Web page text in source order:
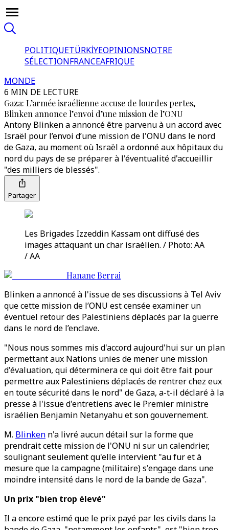
POLITIQUETÜRKİYEOPINIONSNOTRE
SÉLECTIONFRANCEAFRIQUE
MONDE
6 MIN DE LECTURE
Gaza: L’armée israélienne accuse de lourdes pertes,
Blinken annonce l’envoi d’une mission de l’ONU
Antony Blinken a annoncé être parvenu à un accord avec
Israël pour l’envoi d’une mission de l'ONU dans le nord
de Gaza, au moment où Israël a ordonné aux hôpitaux du
nord du pays de se préparer à l'éventualité d'accueillir
"des milliers de blessés".
Partager
Les Brigades Izzeddin Kassam ont diffusé des
images attaquant un char israélien. / Photo: AA
/ AA
Hanane Berrai
Blinken a annoncé à l'issue de ses discussions à Tel Aviv
que cette mission de l’ONU est censée examiner un
éventuel retour des Palestiniens déplacés par la guerre
dans le nord de l’enclave.
"Nous nous sommes mis d'accord aujourd'hui sur un plan
permettant aux Nations unies de mener une mission
d'évaluation, qui déterminera ce qui doit être fait pour
permettre aux Palestiniens déplacés de rentrer chez eux
en toute sécurité dans le nord" de Gaza, a-t-il déclaré à la
presse à l'issue d'entretiens avec le Premier ministre
israélien Benjamin Netanyahu et son gouvernement.
M. Blinken n'a livré aucun détail sur la forme que
prendrait cette mission de l'ONU ni sur un calendrier,
soulignant seulement qu'elle intervient "au fur et à
mesure que la campagne (militaire) s'engage dans une
moindre intensité dans le nord de la bande de Gaza".
Un prix "bien trop élevé"
Il a encore estimé que le prix payé par les civils dans la